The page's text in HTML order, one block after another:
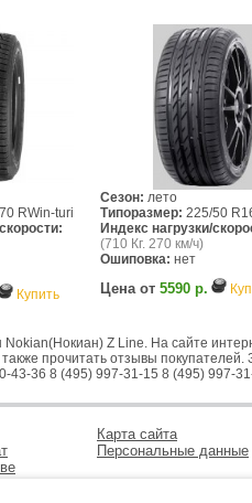
RWin-turi
Купить
Сезон: лето
Типоразмер: 225/50
Индекс нагрузки/
(710 Кг. 270 км/ч)
Ошиповка: нет
Цена от 5590 р.
Z Line. На сайте
прочитать отзывы
43-36 8 (495) 997-31-15 8 (495) 997-
Карта сайта
Персональные данные